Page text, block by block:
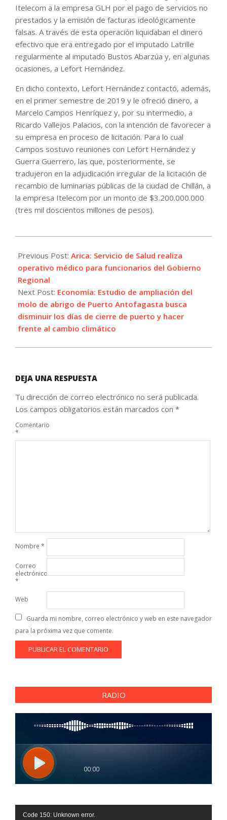
Itelecom a la empresa GLH por el pago de servicios no
prestados y la emisión de facturas ideológicamente
falsas. A través de esta operación liquidaban el dinero
efectivo que era entregado por el imputado Latrille
regularmente al imputado Bustos Abarzúa y, en algunas
ocasiones, a Lefort Hernández.
En dicho contexto, Lefort Hernández contactó, además,
en el primer semestre de 2019 y le ofreció dinero, a
Marcelo Campos Henríquez y, por su intermedio, a
Ricardo Vallejos Palacios, con la intención de favorecer a
su empresa en proceso de licitación. Para lo cual
Campos sostuvo reuniones con Lefort Hernández y
Guerra Guerrero, las que, posteriormente, se
tradujeron en la adjudicación irregular de la licitación de
recambio de luminarias públicas de la ciudad de Chillán, a
la empresa Itelecom por un monto de $3.200.000.000
(tres mil doscientos millones de pesos).
10-
18
Previous Post: Arica: Servicio de Salud realiza
operativo médico para funcionarios del Gobierno
Regional
Next Post: Economía: Estudio de ampliación del
molo de abrigo de Puerto Antofagasta busca
disminuir los días de cierre de puerto y hacer
frente al cambio climático
DEJA UNA RESPUESTA
Tu dirección de correo electrónico no será publicada.
Los campos obligatorios están marcados con *
Comentario
*
Nombre *
Correo
electrónico
*
Web
Guarda mi nombre, correo electrónico y web en este navegador
para la próxima vez que comente.
RADIO
Reproductor
Code 150: Unknown error.